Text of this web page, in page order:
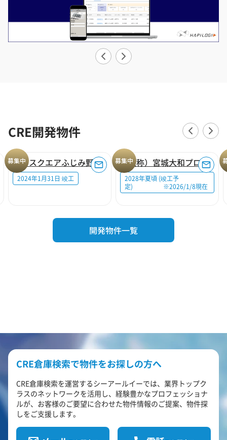
CRE開発物件
募集中
ロジスクエアふじみ野A
2024年1月31日 竣工
募集中 （仮称）宮城大和プロジェクト
2028年夏頃 (竣工予
定) ※2026/1/8現在
開発物件一覧
CRE倉庫検索で物件をお探しの方へ
CRE倉庫検索を運営するシーアールイーでは、業界トップク
ラスのネットワークを活用し、経験豊かなプロフェッショナ
ルが、お客様のご要望に合わせた物件情報のご提案、物件探
しをご支援します。